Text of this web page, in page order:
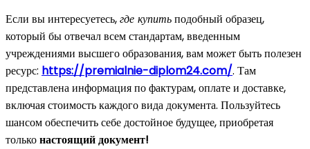
Если вы интересуетесь,где купитьподобный образец,
который бы отвечал всем стандартам, введенным
учреждениями высшего образования, вам может быть полезен
ресурс: https://premialnie-diplom24.com/. Там
представлена информация по фактурам, оплате и доставке,
включая стоимость каждого вида документа. Пользуйтесь
шансом обеспечить себе достойное будущее, приобретая
тольконастоящий документ!